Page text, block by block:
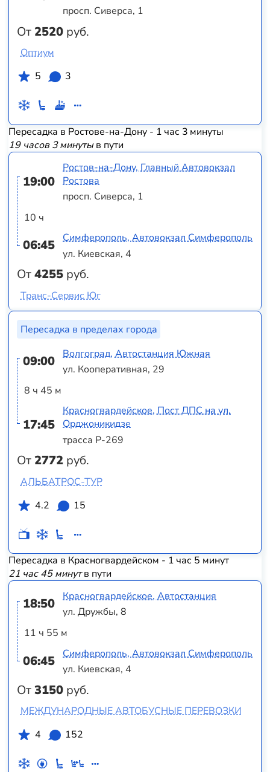
От2520 руб.
просп. Сиверса, 1
Оптиум
5
3
Пересадка в Ростове-на-Дону - 1 час 3 минуты
19 часов 3 минутыв пути
19:00
10 ч
06:45
От4255 руб.
Ростов-на-Дону, Главный Автовокзал
Ростова
просп. Сиверса, 1
Симферополь, Автовокзал Симферополь
ул. Киевская, 4
Транс-Сервис Юг
Пересадка в пределах города
09:00
8 ч 45 м
17:45
От2772 руб.
Волгоград, Автостанция Южная
ул. Кооперативная, 29
Красногвардейское, Пост ДПС на ул.
Орджоникидзе
трасса Р-269
АЛЬБАТРОС-ТУР
4.2
15
Пересадка в Красногвардейском - 1 час 5 минут
21 час 45 минутв пути
18:50
11 ч 55 м
06:45
От3150 руб.
Красногвардейское, Автостанция
ул. Дружбы, 8
Симферополь, Автовокзал Симферополь
ул. Киевская, 4
МЕЖДУНАРОДНЫЕ АВТОБУСНЫЕ ПЕРЕВОЗКИ
4
152